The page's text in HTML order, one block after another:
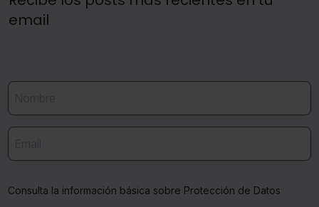
email
Consulta la información básica sobre Protección de Datos